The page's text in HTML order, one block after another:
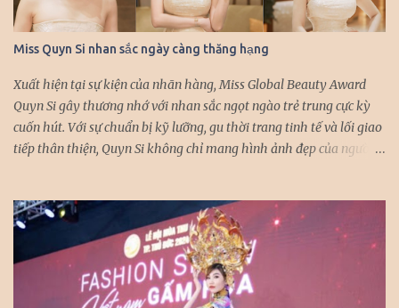
Miss Quyn Si nhan sắc ngày càng thăng hạng
Xuất hiện tại sự kiện của nhãn hàng, Miss Global Beauty Award
Quyn Si gây thương nhớ với nhan sắc ngọt ngào trẻ trung cực kỳ
cuốn hút. Với sự chuẩn bị kỹ lưỡng, gu thời trang tinh tế và lối giao
tiếp thân thiện, Quyn Si không chỉ mang hình ảnh đẹp của người
Si mong muốn không chỉ mang đến khán giả những hình ảnh xinh
đẹp tại sự kiện, mà cô còn mong muốn giới thiệu, quảng bá cho
bạn bè thế giới những hình ảnh ấn tượng của đất nước, con người
Việt Nam. Với khả năng tiếng anh lưu loát, Quyn Si luôn được bắt
gặp với hình ảnh rạng rỡ, giao tiếp tự nhiên với những nhân vật